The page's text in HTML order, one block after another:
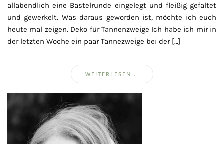
allabendlich eine Bastelrunde eingelegt und fleißig gefaltet
und gewerkelt. Was daraus geworden ist, möchte ich euch
heute mal zeigen. Deko für Tannenzweige Ich habe ich mir in
der letzten Woche ein paar Tannezweige bei der […]
WEITERLESEN...